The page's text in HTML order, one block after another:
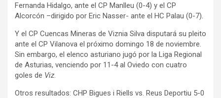
Fernanda Hidalgo, ante el CP Manlleu (0-4) y el CP
Alcorcón –dirigido por Eric Nasser- ante el HC Palau (0-7).
Y el CP Cuencas Mineras de Viznia Silva disputará su pleito
ante el CP Vilanova el próximo domingo 18 de noviembre.
Sin embargo, el elenco asturiano jugó por la Liga Regional
de Asturias, venciendo por 11-4 al Oviedo con cuatro
goles de Viz
Otros resultados: CHP Bigues i Riells vs. Reus Deportiu 5-0